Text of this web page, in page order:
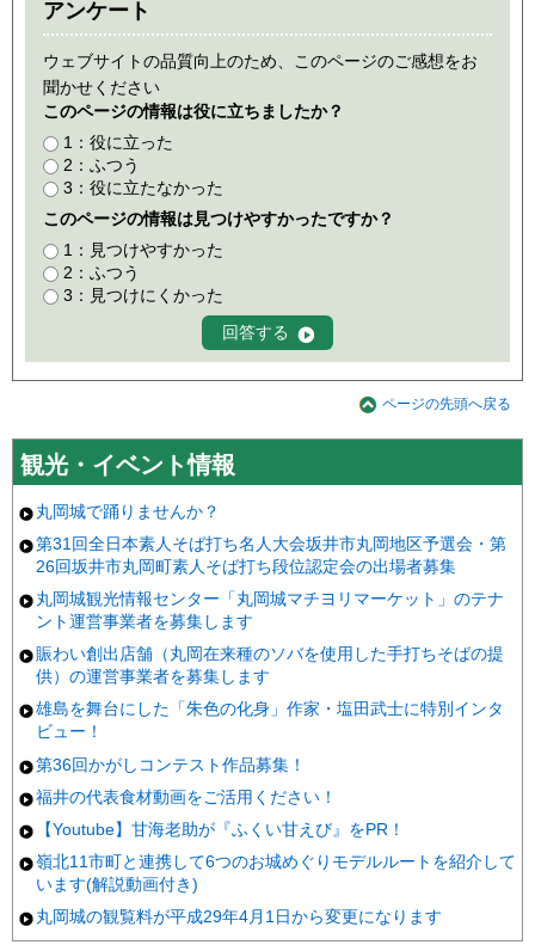
アンケート
ウェブサイトの品質向上のため、このページのご感想をお
聞かせください
このページの情報は役に立ちましたか？
1：役に立った
2：ふつう
3：役に立たなかった
このページの情報は見つけやすかったですか？
1：見つけやすかった
2：ふつう
3：見つけにくかった
ページの先頭へ戻る
観光・イベント情報
丸岡城で踊りませんか？
第31回全日本素人そば打ち名人大会坂井市丸岡地区予選会・第
26回坂井市丸岡町素人そば打ち段位認定会の出場者募集
丸岡城観光情報センター「丸岡城マチヨリマーケット」のテナ
ント運営事業者を募集します
賑わい創出店舗（丸岡在来種のソバを使用した手打ちそばの提
供）の運営事業者を募集します
雄島を舞台にした「朱色の化身」作家・塩田武士に特別インタ
ビュー！
第36回かがしコンテスト作品募集！
福井の代表食材動画をご活用ください！
【Youtube】甘海老助が『ふくい甘えび』をPR！
嶺北11市町と連携して6つのお城めぐりモデルルートを紹介して
います(解説動画付き)
丸岡城の観覧料が平成29年4月1日から変更になります